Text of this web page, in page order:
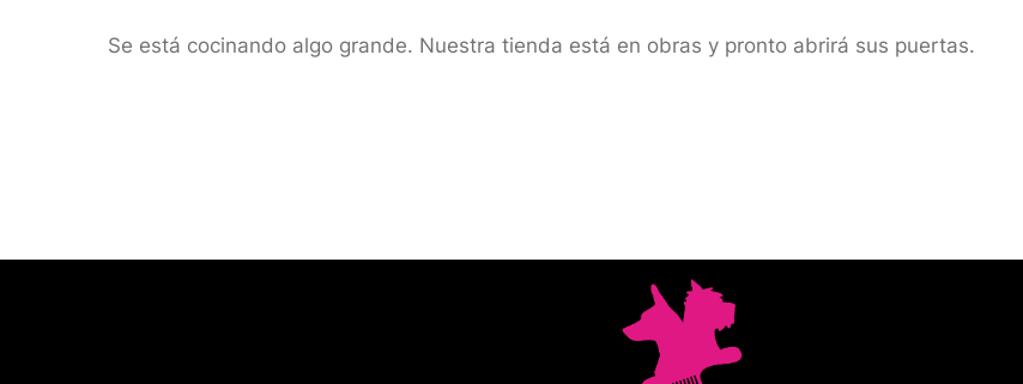
Se está cocinando algo grande. Nuestra tienda está en obras y pronto abrirá sus puertas.